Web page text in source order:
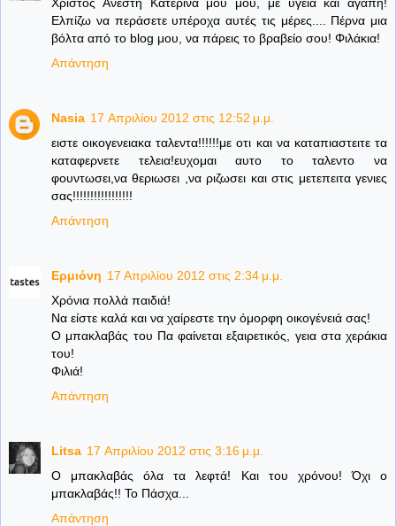
Ελπίζω να περάσετε υπέροχα αυτές τις μέρες.... Πέρνα μια
βόλτα από το blog μου, να πάρεις το βραβείο σου! Φιλάκια!
Απάντηση
Nasia 17 Απριλίου 2012 στις 12:52 μ.μ.
ειστε οικογενειακα ταλεντα!!!!!!με οτι και να καταπιαστειτε τα
καταφερνετε τελεια!ευχομαι αυτο το ταλεντο να
φουντωσει,να θεριωσει ,να ριζωσει και στις μετεπειτα γενιες
σας!!!!!!!!!!!!!!!!!
Απάντηση
Ερμιόνη 17 Απριλίου 2012 στις 2:34 μ.μ.
Χρόνια πολλά παιδιά!
Να είστε καλά και να χαίρεστε την όμορφη οικογένειά σας!
Ο μπακλαβάς του Πα φαίνεται εξαιρετικός, γεια στα χεράκια
του!
Φιλιά!
Απάντηση
Litsa 17 Απριλίου 2012 στις 3:16 μ.μ.
Ο μπακλαβάς όλα τα λεφτά! Και του χρόνου! Όχι ο
μπακλαβάς!! Το Πάσχα...
Απάντηση